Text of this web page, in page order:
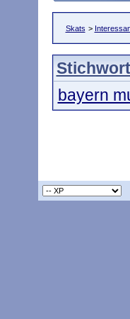
Skats >
bayern